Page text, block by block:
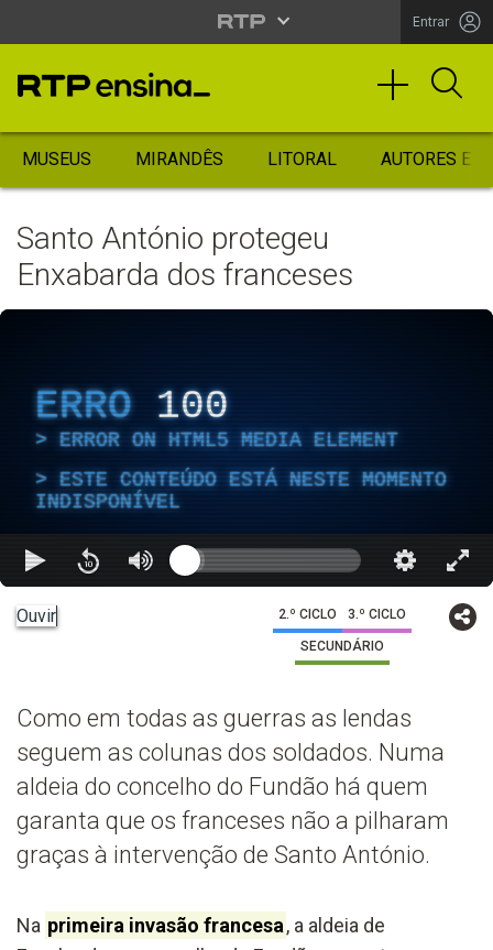
Entrar
MUSEUS MIRANDÊS LITORAL AUTORES
Santo António protegeu
Enxabarda dos franceses
ERRO 100
ERROR ON HTML5 MEDIA ELEMENT
ESTE CONTEÚDO ESTÁ NESTE MOMENTO
INDISPONÍVEL
Ouvir 2.º CICLO 3.º CICLO
SECUNDÁRIO
Como em todas as guerras as lendas
seguem as colunas dos soldados. Numa
aldeia do concelho do Fundão há quem
garanta que os franceses não a pilharam
graças à intervenção de Santo António.
Na primeira invasão francesa, a aldeia de